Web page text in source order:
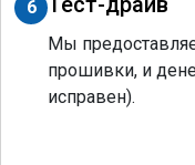
6
Мы
прошивки, и
исправен).